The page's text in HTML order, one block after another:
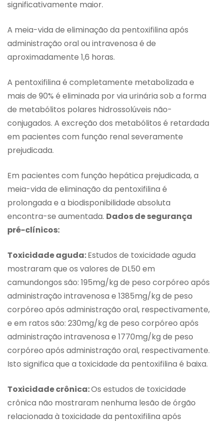
significativamente maior.
A meia-vida de eliminação da pentoxifilina após
administração oral ou intravenosa é de
aproximadamente 1,6 horas.
A pentoxifilina é completamente metabolizada e
mais de 90% é eliminada por via urinária sob a forma
de metabólitos polares hidrossolúveis não-
conjugados. A excreção dos metabólitos é retardada
em pacientes com função renal severamente
prejudicada.
Em pacientes com função hepática prejudicada, a
meia-vida de eliminação da pentoxifilina é
prolongada e a biodisponibilidade absoluta
encontra-se aumentada. Dados de segurança
pré-clínicos:
Toxicidade aguda:Estudos de toxicidade aguda
mostraram que os valores de DL50 em
camundongos são: 195mg/kg de peso corpóreo após
administração intravenosa e 1385mg/kg de peso
corpóreo após administração oral, respectivamente,
e em ratos são: 230mg/kg de peso corpóreo após
administração intravenosa e 1770mg/kg de peso
corpóreo após administração oral, respectivamente.
Isto significa que a toxicidade da pentoxifilina é baixa.
Toxicidade crônica:Os estudos de toxicidade
crônica não mostraram nenhuma lesão de órgão
relacionada à toxicidade da pentoxifilina após